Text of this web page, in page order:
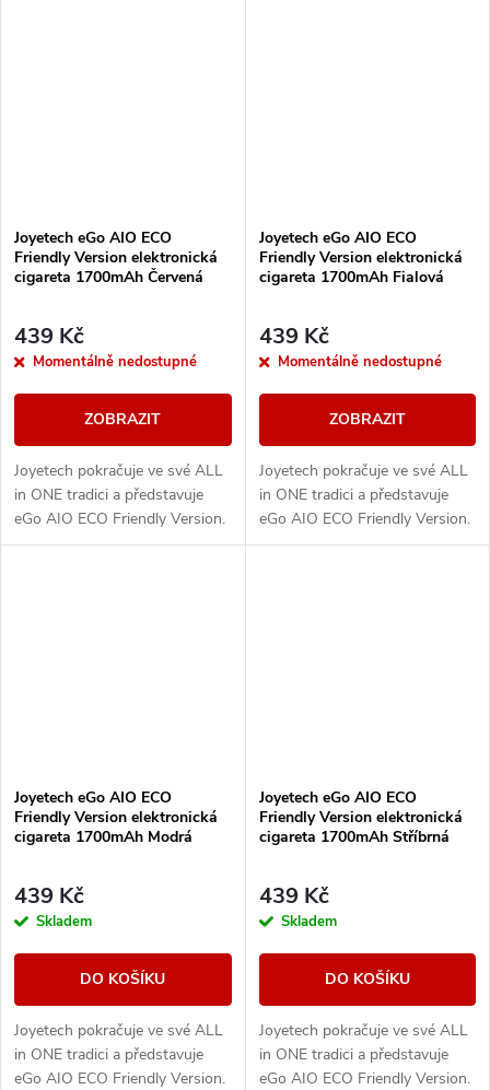
Joyetech eGo AIO ECO
Friendly Version elektronická
cigareta 1700mAh Červená
439 Kč
Momentálně nedostupné
ZOBRAZIT
Joyetech pokračuje ve své ALL
in ONE tradici a představuje
eGo AIO ECO Friendly Version.
Designově řešené tělo e-
Joyetech eGo AIO ECO
Friendly Version elektronická
cigareta 1700mAh Fialová
439 Kč
Momentálně nedostupné
ZOBRAZIT
Joyetech pokračuje ve své ALL
in ONE tradici a představuje
eGo AIO ECO Friendly Version.
Designově řešené tělo e-
Joyetech eGo AIO ECO
Friendly Version elektronická
cigareta 1700mAh Modrá
439 Kč
Skladem
DO KOŠÍKU
Joyetech pokračuje ve své ALL
in ONE tradici a představuje
eGo AIO ECO Friendly Version.
Joyetech eGo AIO ECO
Friendly Version elektronická
cigareta 1700mAh Stříbrná
439 Kč
Skladem
DO KOŠÍKU
Joyetech pokračuje ve své ALL
in ONE tradici a představuje
eGo AIO ECO Friendly Version.